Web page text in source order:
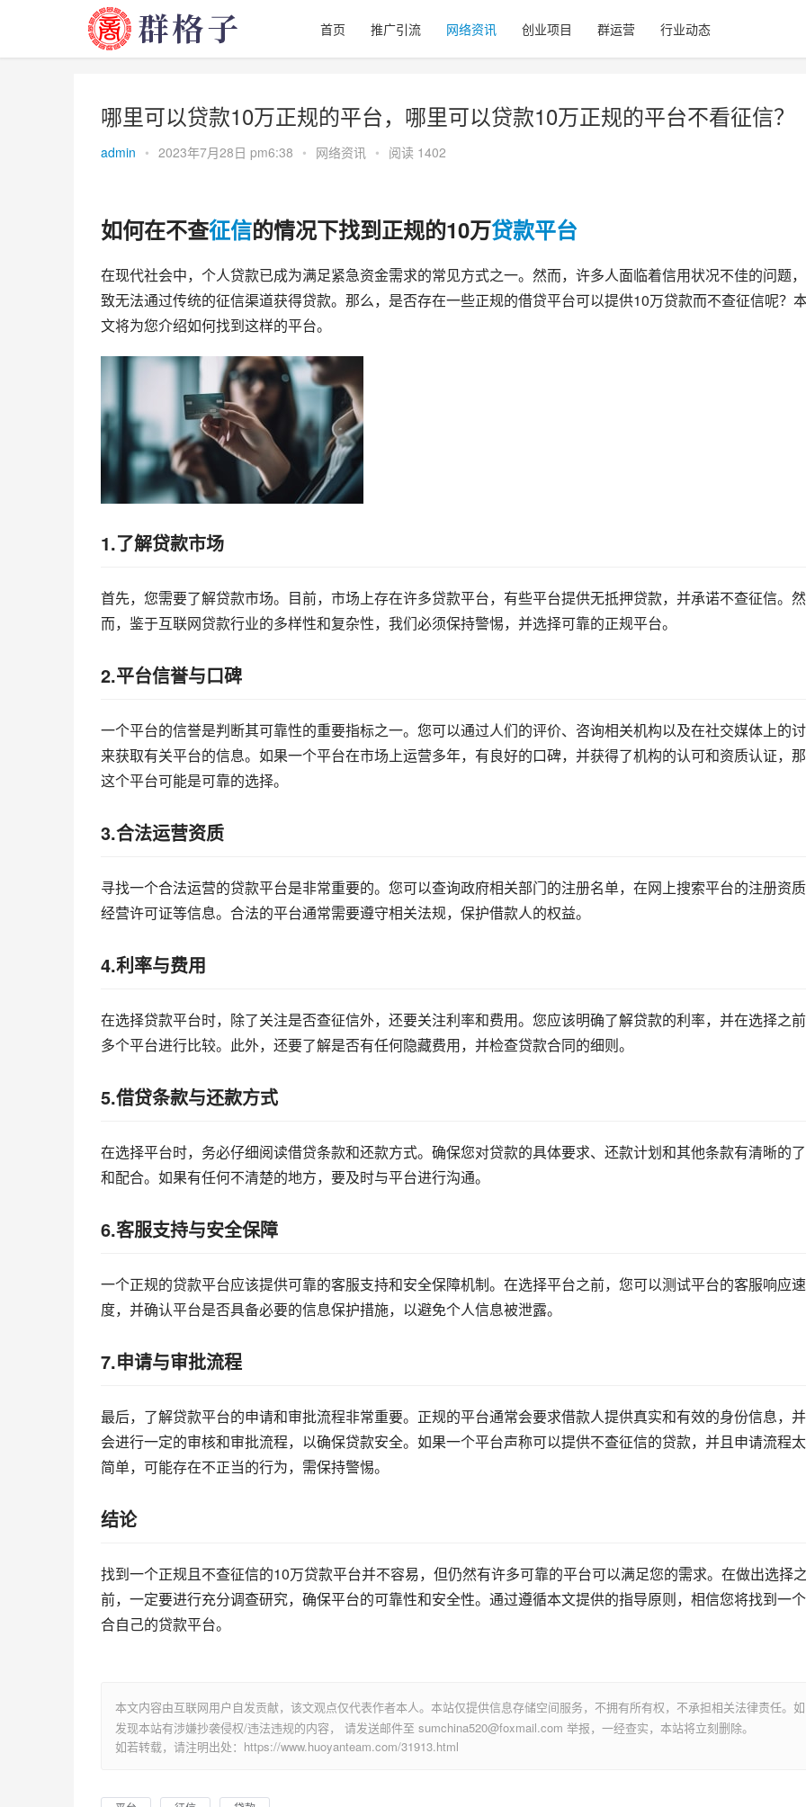
首页 推广引流 网络资讯 创业项目 群运营 行业动态
哪里可以贷款10万正规的平台，哪里可以贷款10万正规的平台不看征信？
admin • 2023年7月28日 pm6:38 • 网络资讯 • 阅读 1402
如何在不查征信的情况下找到正规的10万贷款平台
在现代社会中，个人贷款已成为满足紧急资金需求的常见方式之一。然而，许多人面临着信用状况不佳的问题
致无法通过传统的征信渠道获得贷款。那么，是否存在一些正规的借贷平台可以提供10万贷款而不查征信呢？
文将为您介绍如何找到这样的平台。
1.了解贷款市场
首先，您需要了解贷款市场。目前，市场上存在许多贷款平台，有些平台提供无抵押贷款，并承诺不查征信。然
而，鉴于互联网贷款行业的多样性和复杂性，我们必须保持警惕，并选择可靠的正规平台。
2.平台信誉与口碑
一个平台的信誉是判断其可靠性的重要指标之一。您可以通过人们的评价、咨询相关机构以及在社交媒体上的
来获取有关平台的信息。如果一个平台在市场上运营多年，有良好的口碑，并获得了机构的认可和资质认证，
这个平台可能是可靠的选择。
3.合法运营资质
寻找一个合法运营的贷款平台是非常重要的。您可以查询政府相关部门的注册名单，在网上搜索平台的注册资
经营许可证等信息。合法的平台通常需要遵守相关法规，保护借款人的权益。
4.利率与费用
在选择贷款平台时，除了关注是否查征信外，还要关注利率和费用。您应该明确了解贷款的利率，并在选择之
多个平台进行比较。此外，还要了解是否有任何隐藏费用，并检查贷款合同的细则。
5.借贷条款与还款方式
在选择平台时，务必仔细阅读借贷条款和还款方式。确保您对贷款的具体要求、还款计划和其他条款有清晰的
和配合。如果有任何不清楚的地方，要及时与平台进行沟通。
6.客服支持与安全保障
一个正规的贷款平台应该提供可靠的客服支持和安全保障机制。在选择平台之前，您可以测试平台的客服响应速
度，并确认平台是否具备必要的信息保护措施，以避免个人信息被泄露。
7.申请与审批流程
最后，了解贷款平台的申请和审批流程非常重要。正规的平台通常会要求借款人提供真实和有效的身份信息，
会进行一定的审核和审批流程，以确保贷款安全。如果一个平台声称可以提供不查征信的贷款，并且申请流程
简单，可能存在不正当的行为，需保持警惕。
结论
找到一个正规且不查征信的10万贷款平台并不容易，但仍然有许多可靠的平台可以满足您的需求。在做出选择
前，一定要进行充分调查研究，确保平台的可靠性和安全性。通过遵循本文提供的指导原则，相信您将找到一
合自己的贷款平台。
本文内容由互联网用户自发贡献，该文观点仅代表作者本人。本站仅提供信息存储空间服务，不拥有所有权，不承担相关法律责任。如
发现本站有涉嫌抄袭侵权/违法违规的内容， 请发送邮件至 sumchina520@foxmail.com 举报，一经查实，本站将立刻删除。
如若转载，请注明出处：https://www.huoyanteam.com/31913.html